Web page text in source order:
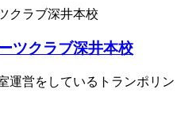
ツクラブ深井本校
運営をしているトランポリン